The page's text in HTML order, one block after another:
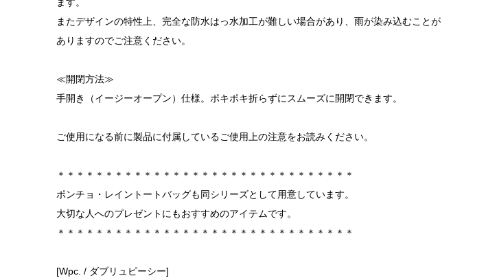
またデザインの特性上、完全な防水はっ水加工が難しい場合があり、雨が染み込むことが
ありますのでご注意ください。
≪開閉方法≫
手開き（イージーオープン）仕様。ポキポキ折らずにスムーズに開閉できます。
ご使用になる前に製品に付属しているご使用上の注意をお読みください。
＊＊＊＊＊＊＊＊＊＊＊＊＊＊＊＊＊＊＊＊＊＊＊＊＊＊＊＊＊＊＊
ポンチョ・レイントートバッグも同シリーズとして用意しています。
大切な人へのプレゼントにもおすすめのアイテムです。
＊＊＊＊＊＊＊＊＊＊＊＊＊＊＊＊＊＊＊＊＊＊＊＊＊＊＊＊＊＊＊
[Wpc. / ダブリュピーシー]